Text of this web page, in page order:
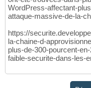
WordPress-affectant-
attaque-massive-de-la-
https://
la-chaine-d-
plus-de-300-pourcent-
faible-securite-dans-les-